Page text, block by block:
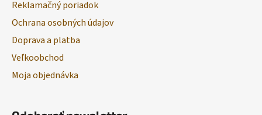
Reklamačný poriadok
Ochrana osobných údajov
Doprava a platba
Veľkoobchod
Moja objednávka